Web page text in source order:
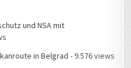
und NSA mit
in Belgrad - 9.576 views